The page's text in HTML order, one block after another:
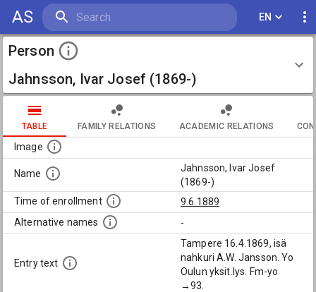
AS EN
Person
Jahnsson, Ivar Josef (1869-)
TABLE FAMILY RELATIONS ACADEMIC RELATIONS
Image
Name
Jahnsson, Ivar Josef
(1869-)
Time of enrollment
9.6.1889
Alternative names
-
Entry text
Tampere 16.4.1869, isä
nahkuri A.W. Jansson. Yo
Oulun yksit.lys. Fm-yo
→93.